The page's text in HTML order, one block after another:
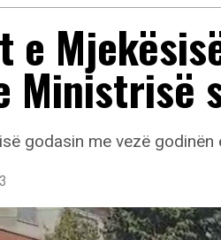
e
Ministrisë